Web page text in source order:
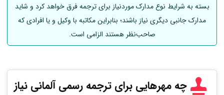
بسته به شرایط نوع مدارک موردنیاز برای ترجمه فرق خواهد کرد و شاید
مدارک جانبی دیگری نیاز باشند؛ بنابراین مکاتبه با وکیل و یا افرادی که
صاحب‌نظر هستند الزامی است.
چه مهرهایی برای ترجمه رسمیآلمانی نیاز